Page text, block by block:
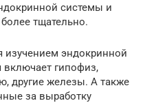
системы и
тщательно.
изучением эндокринной
включает гипофиз,
другие железы. А также
за выработку